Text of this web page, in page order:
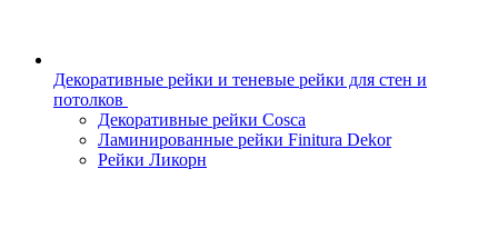
Декоративные рейки и теневые рейки для стен и
потолков
Декоративные рейки Cosca
Ламинированные рейки Finitura Dekor
Рейки Ликорн